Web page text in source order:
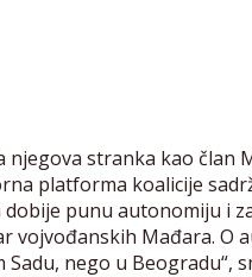
njegova stranka kao član
platforma koalicije
punu autonomiju i
vojvođanskih Mađara. O
Sadu, nego u Beogradu“,